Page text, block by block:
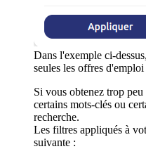
Dans l'exemple ci-
seules les offres
Si vous obtenez trop
certains mots-clés ou
recherche.
Les filtres appliqués à
suivante :